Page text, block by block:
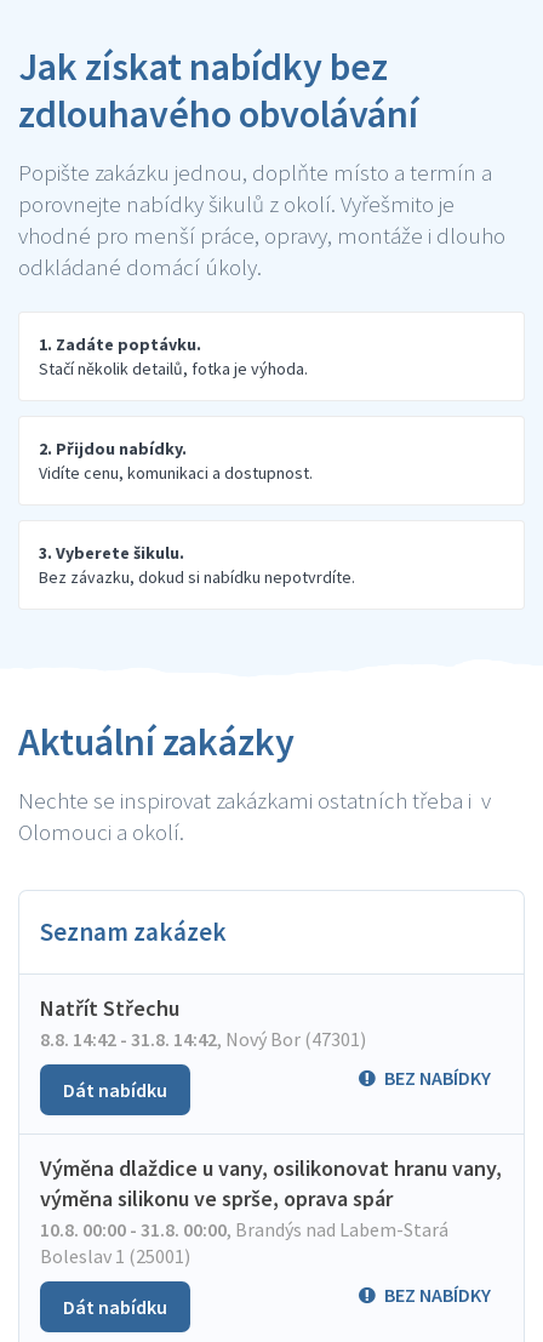
Jak získat nabídky bez
zdlouhavého obvolávání
Popište zakázku jednou, doplňte místo a termín a
porovnejte nabídky šikulů z okolí. Vyřešmito je
vhodné pro menší práce, opravy, montáže i dlouho
odkládané domácí úkoly.
1. Zadáte poptávku.
Stačí několik detailů, fotka je výhoda.
2. Přijdou nabídky.
Vidíte cenu, komunikaci a dostupnost.
3. Vyberete šikulu.
Bez závazku, dokud si nabídku nepotvrdíte.
Aktuální zakázky
Nechte se inspirovat zakázkami ostatních třeba i v
Olomouci a okolí.
Seznam zakázek
Natřít Střechu
8.8. 14:42 - 31.8. 14:42, Nový Bor (47301)
BEZ NABÍDKY
Dát nabídku
Výměna dlaždice u vany, osilikonovat hranu vany,
výměna silikonu ve sprše, oprava spár
10.8. 00:00 - 31.8. 00:00, Brandýs nad Labem-Stará
Boleslav 1 (25001)
BEZ NABÍDKY
Dát nabídku